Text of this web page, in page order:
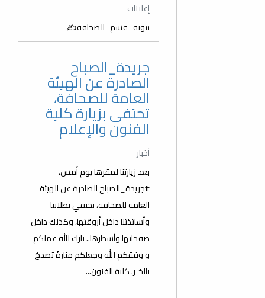
إعلانات
تنويه_قسم_الصحافة✍️
جريدة_الصباح
الصادرة عن الهيئة
العامة للصحافة،
تحتفى بزيارة كلية
الفنون والإعلام
أخبار
بعد زيارتنا لمقرها يوم أمس،
#جريدة_الصباح الصادرة عن الهيئة
العامة للصحافة، تحتفي بطلابنا
وأساتذتنا داخل أروقتها، وكذلك داخل
صفحاتها وأسطرها.. بارك الله عملكم
و وفقكم الله وجعلكم منارةً تصدحُ
بالخير. كلية الفنون...